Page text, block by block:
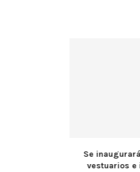
Se inaugurarán
vestuarios e